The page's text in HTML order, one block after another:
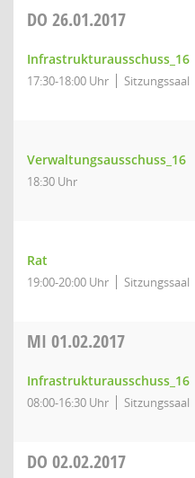
DO 26.01.2017
Infrastrukturausschuss_16
17:30-18:00 Uhr Sitzungssaal
Verwaltungsausschuss_16
18:30 Uhr
Rat
19:00-20:00 Uhr Sitzungssaal
MI 01.02.2017
Infrastrukturausschuss_16
08:00-16:30 Uhr Sitzungssaal
DO 02.02.2017